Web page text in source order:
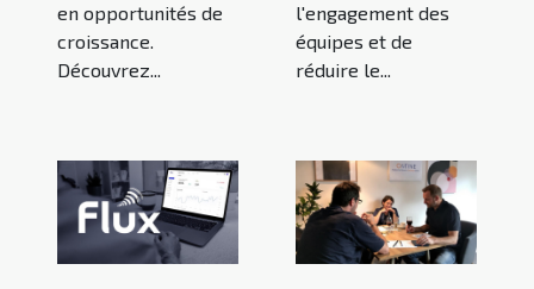
en opportunités de
croissance.
Découvrez...
l'engagement des
équipes et de
réduire le...